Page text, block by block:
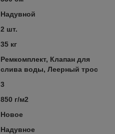
Надувной
2 шт.
35 кг
Ремкомплект, Клапан для
слива воды, Леерный трос
3
850 г/м2
Новое
Надувное